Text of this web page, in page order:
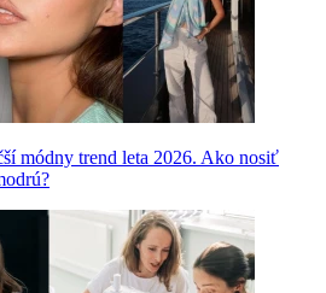
módny trend leta 2026. Ako nosiť